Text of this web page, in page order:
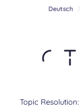
Deutsch
Topic Resolution: